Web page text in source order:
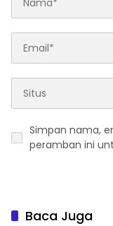
Simpan nama,
peramban ini
Baca Juga